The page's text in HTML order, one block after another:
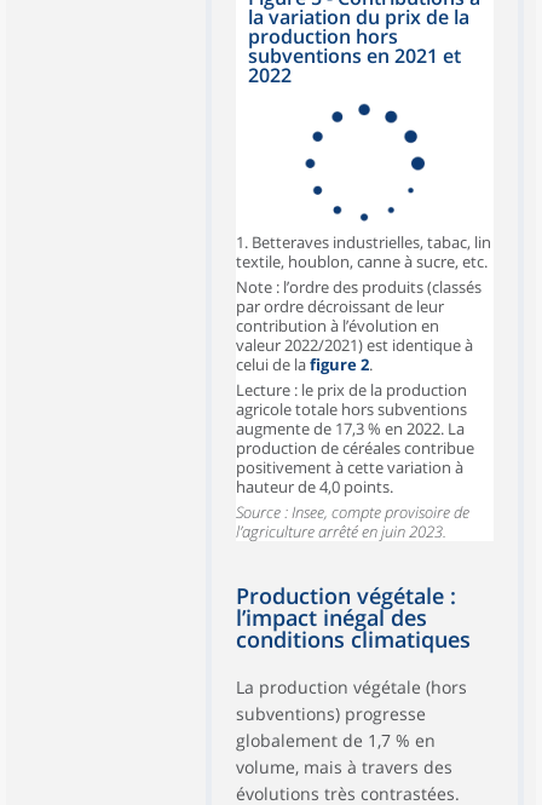
la variation du prix de la
production hors
subventions en 2021 et
2022
1. Betteraves industrielles, tabac, lin
textile, houblon, canne à sucre, etc.
Note : l’ordre des produits (classés
par ordre décroissant de leur
contribution à l’évolution en
valeur 2022/2021) est identique à
celui de lafigure 2.
Lecture : le prix de la production
agricole totale hors subventions
augmente de 17,3 % en 2022. La
production de céréales contribue
positivement à cette variation à
hauteur de 4,0 points.
Source : Insee, compte provisoire de
l’agriculture arrêté en juin 2023.
Production végétale :
l’impact inégal des
conditions climatiques
La production végétale (hors
subventions) progresse
globalement de 1,7 % en
volume, mais à travers des
évolutions très contrastées.